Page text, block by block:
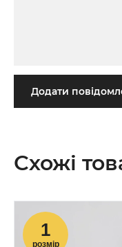
Додати
Схожі